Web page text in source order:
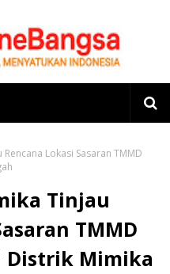
Lokasi Sasaran TMMD
Tinjau
TMMD
Distrik Mimika